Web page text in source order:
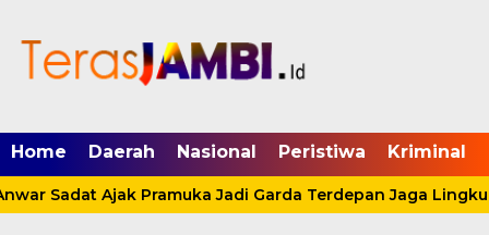
Home Daerah Nasional Peristiwa Kriminal
Sadat Ajak Pramuka Jadi Garda Terdepan Jaga